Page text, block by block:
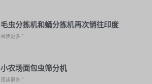
毛虫分拣机和蛹分拣机再次销往印度
阅读更多 ”
小农场面包虫筛分机
阅读更多 ”